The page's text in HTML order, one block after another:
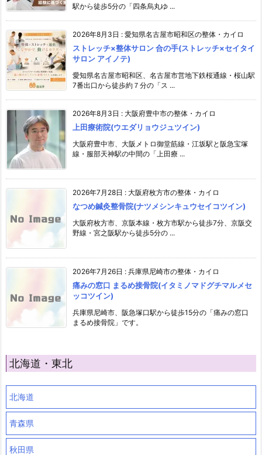
駅から徒歩5分の「四条烏丸ゆ ...
2026年8月3日 : 愛知県名古屋市昭和区の整体・カイロ
ストレッチ×整体サロン 合の手(ストレッチ×セイタイ
サロン アイノテ)
愛知県名古屋市昭和区、名古屋市営地下鉄桜通線・桜山駅
7番出口から徒歩約７分の「ス ...
2026年8月3日 : 大阪府豊中市の整体・カイロ
上田療術院(ウエダリョウジュツイン)
大阪府豊中市、大阪メトロ御堂筋線・江坂駅と阪急宝塚
線・服部天神駅の中間の「上田療 ...
2026年7月28日 : 大阪府枚方市の整体・カイロ
なつめ鍼灸整骨院(ナツメシンキュウセイコツイン)
大阪府枚方市、京阪本線・枚方市駅から徒歩7分、京阪交
野線・宮之阪駅から徒歩5分の ...
2026年7月26日 : 兵庫県尼崎市の整体・カイロ
痛みの窓口 まるめ接骨院(イタミノマドグチマルメセ
ッコツイン)
兵庫県尼崎市、阪急塚口駅から徒歩15分の「痛みの窓口
まるめ接骨院」です。
北海道・東北
北海道
青森県
秋田県